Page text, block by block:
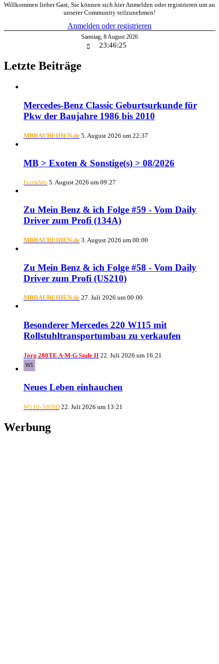
Willkommen lieber Gast, Sie können sich hier Anmelden oder registrieren um an
unserer Community teilzunehmen!
Anmelden oder registrieren
Samstag 8 August 2026
23:46:26
Letzte Beiträge
Mercedes-Benz Classic Geburtsurkunde für
Pkw der Baujahre 1986 bis 2010
MBBAUREIHEN.de 5. August 2026 um 22:37
MB > Exoten & Sonstige(s) > 08/2026
FrankWo 5. August 2026 um 09:27
Zu Mein Benz & ich Folge #59 - Vom Daily
Driver zum Profi (134A)
MBBAUREIHEN.de 3. August 2026 um 00:00
Zu Mein Benz & ich Folge #58 - Vom Daily
Driver zum Profi (US210)
MBBAUREIHEN.de 27. Juli 2026 um 00:00
Besonderer Mercedes 220 W115 mit
Rollstuhltransportumbau zu verkaufen
Jörg 280TE A-M-G Stufe II 22. Juli 2026 um 16:21
Neues Leben einhauchen
W116-300SD 22. Juli 2026 um 13:21
Werbung